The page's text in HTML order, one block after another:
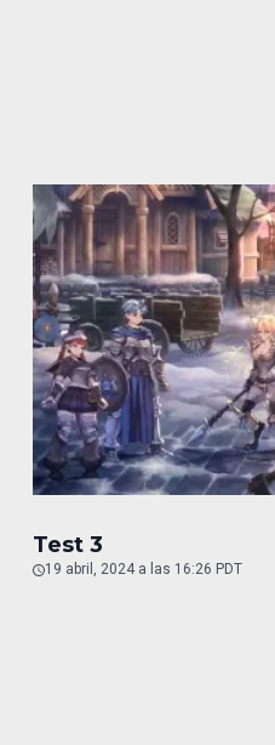
Test 3
19 abril, 2024 a las 16:26 PDT